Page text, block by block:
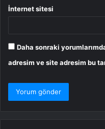
İnternet sitesi
Daha sonraki
adresim ve site adresim bu